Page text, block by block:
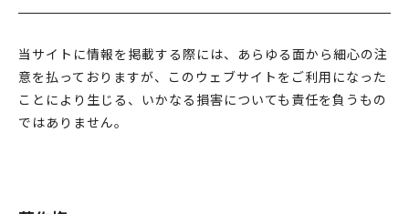
当サイトに情報を掲載する際には、あらゆる面から細心の注
意を払っておりますが、このウェブサイトをご利用になった
ことにより生じる、いかなる損害についても責任を負うもの
ではありません。